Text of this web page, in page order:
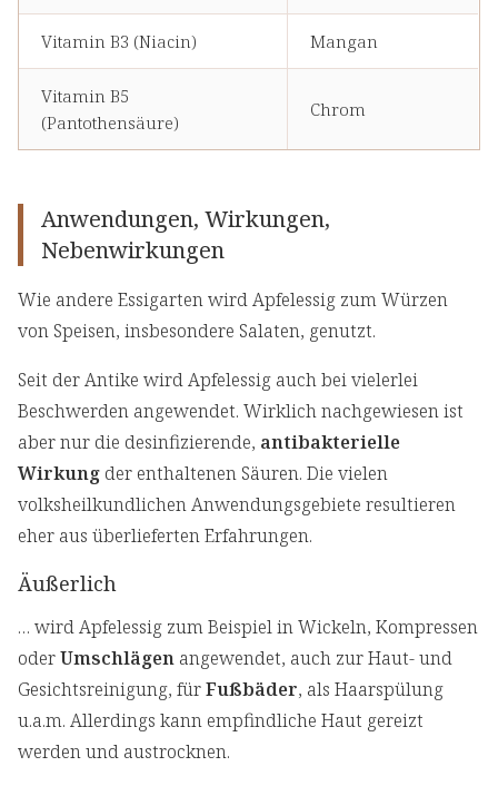
Vitamin B3 (Niacin) Mangan
Vitamin B5
(Pantothensäure)
Chrom
Anwendungen, Wirkungen,
Nebenwirkungen
Wie andere Essigarten wird Apfelessig zum Würzen
von Speisen, insbesondere Salaten, genutzt.
Seit der Antike wird Apfelessig auch bei vielerlei
Beschwerden angewendet. Wirklich nachgewiesen ist
aber nur die desinfizierende, antibakterielle
Wirkung der enthaltenen Säuren. Die vielen
volksheilkundlichen Anwendungsgebiete resultieren
eher aus überlieferten Erfahrungen.
Äußerlich
… wird Apfelessig zum Beispiel in Wickeln, Kompressen
oderUmschlägen angewendet, auch zur Haut- und
Gesichtsreinigung, fürFußbäder, als Haarspülung
u.a.m. Allerdings kann empfindliche Haut gereizt
werden und austrocknen.